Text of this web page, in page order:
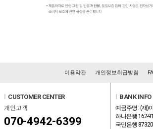
이용약관 개인정보취급방침
CUSTOMER CENTER
개인고객
070-4942-6399
BANK INFO
예금주명 : (재)
하나은행 162-
국민은행